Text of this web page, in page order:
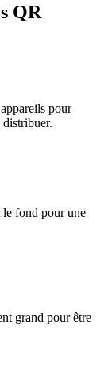
QR
pour
le fond pour une
grand pour être